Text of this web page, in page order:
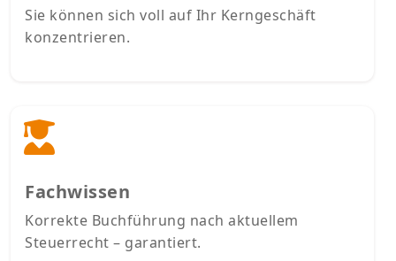
Sie können sich voll auf Ihr Kerngeschäft
konzentrieren.
Fachwissen
Korrekte Buchführung nach aktuellem
Steuerrecht – garantiert.